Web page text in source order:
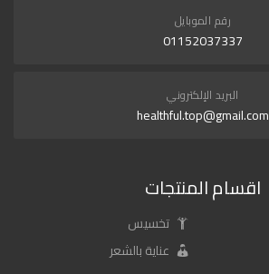
رقم الموبايل
01152037337
البريد الإلكتروني
healthful.top@gmail.com
اقسام المنتجات
تخسيس
عناية بالشعر